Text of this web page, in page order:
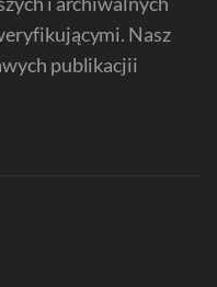
Nasz
publikacjii